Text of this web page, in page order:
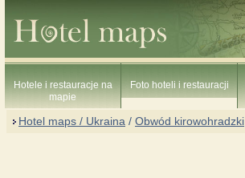
Hotele i restauracje na
mapie
Foto hoteli i restauracji
Hotel maps / Ukraina / Obwód kirowohradzki